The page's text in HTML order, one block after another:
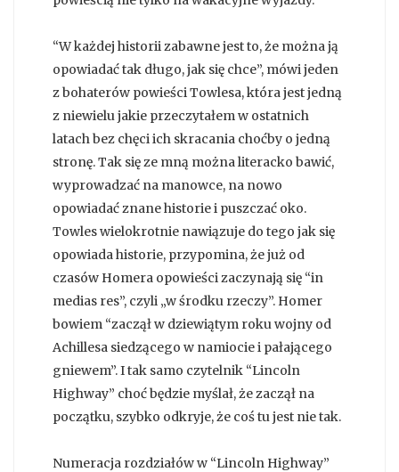
“W każdej historii zabawne jest to, że można ją
opowiadać tak długo, jak się chce”, mówi jeden
z bohaterów powieści Towlesa, która jest jedną
z niewielu jakie przeczytałem w ostatnich
latach bez chęci ich skracania choćby o jedną
stronę. Tak się ze mną można literacko bawić,
wyprowadzać na manowce, na nowo
opowiadać znane historie i puszczać oko.
Towles wielokrotnie nawiązuje do tego jak się
opowiada historie, przypomina, że już od
czasów Homera opowieści zaczynają się “in
medias res”, czyli „w środku rzeczy”. Homer
bowiem “zaczął w dziewiątym roku wojny od
Achillesa siedzącego w namiocie i pałającego
gniewem”. I tak samo czytelnik “Lincoln
Highway” choć będzie myślał, że zaczął na
początku, szybko odkryje, że coś tu jest nie tak.
Numeracja rozdziałów w “Lincoln Highway”